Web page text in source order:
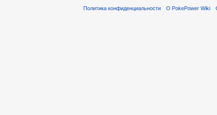
Политика конфиденциальности О PokePower Wiki